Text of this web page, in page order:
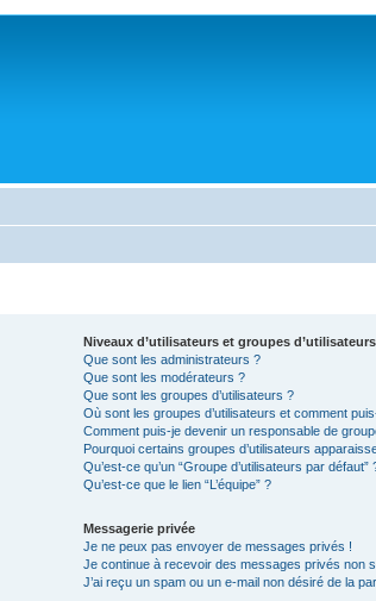
Niveaux d’utilisateurs et groupes d’utilisateurs
Que sont les administrateurs ?
Que sont les modérateurs ?
Que sont les groupes d’utilisateurs ?
Où sont les groupes d’utilisateurs et comment
Comment puis-je devenir un responsable de
Pourquoi certains groupes d’utilisateurs
Qu’est-ce qu’un “Groupe d’utilisateurs par défaut”
Qu’est-ce que le lien “L’équipe” ?
Messagerie privée
Je ne peux pas envoyer de messages privés !
Je continue à recevoir des messages privés non
J’ai reçu un spam ou un e-mail non désiré de la